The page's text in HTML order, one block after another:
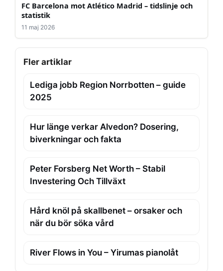
FC Barcelona mot Atlético Madrid – tidslinje och
statistik
11 maj 2026
Fler artiklar
Lediga jobb Region Norrbotten – guide
2025
Hur länge verkar Alvedon? Dosering,
biverkningar och fakta
Peter Forsberg Net Worth – Stabil
Investering Och Tillväxt
Hård knöl på skallbenet – orsaker och
när du bör söka vård
River Flows in You – Yirumas pianolåt